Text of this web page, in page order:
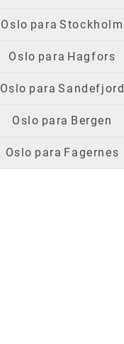
Oslo para Stockholm
Oslo para Hagfors
Oslo para Sandefjord
Oslo para Bergen
Oslo para Fagernes